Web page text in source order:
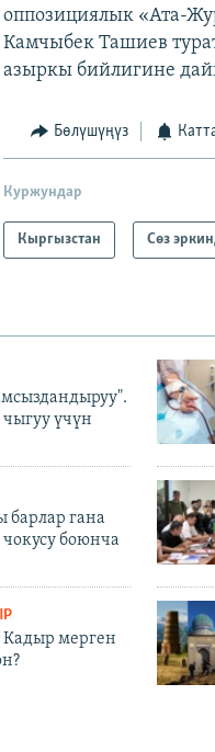
оппозициялык «Ата-
Камчыбек Ташиев
азыркы бийлигине
Бөлүшүңүз
Куржундар
Кыргызстан Сөз
үчүн
гана
боюнча
Кадыр мерген